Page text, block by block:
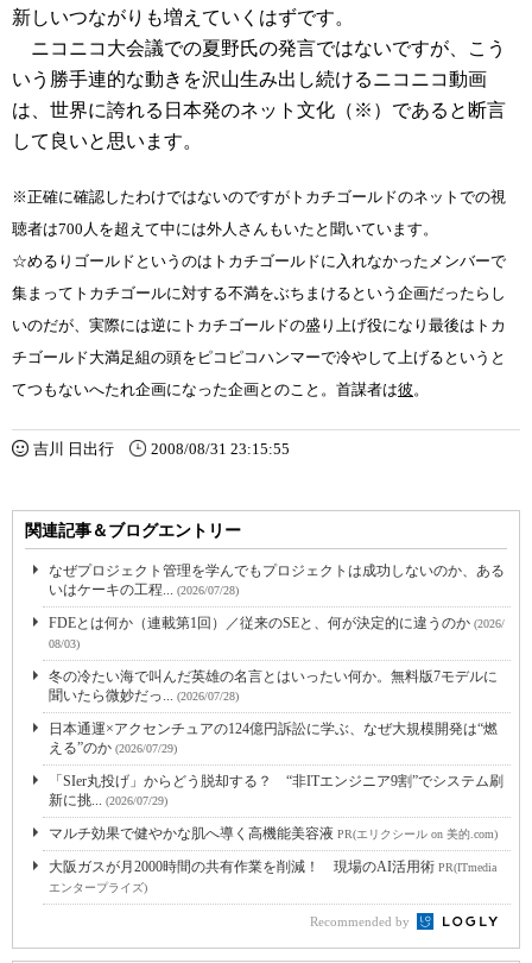
新しいつながりも増えていくはずです。
ニコニコ大会議での夏野氏の発言ではないですが、こう
いう勝手連的な動きを沢山生み出し続けるニコニコ動画
は、世界に誇れる日本発のネット文化（※）であると断言
して良いと思います。
※正確に確認したわけではないのですがトカチゴールドのネットでの視
聴者は700人を超えて中には外人さんもいたと聞いています。
☆めるりゴールドというのは トカチゴールドに入れなかったメンバーで
集まって トカチゴールに対する不満をぶちまけるという企画だったらし
いのだが、実際には逆にトカチゴールドの盛り上げ役になり最後はトカ
チゴールド大満足組の頭をピコピコハンマーで冷やして上げるというと
てつもないへたれ企画になった企画とのこと。首謀者は彼。
吉川 日出行 2008/08/31 23:15:55
関連記事＆ブログエントリー
なぜプロジェクト管理を学んでもプロジェクトは成功しないのか、ある
いはケーキの工程... (2026/07/28)
FDEとは何か（連載第1回）／従来のSEと、何が決定的に違うのか (2026/
08/03)
冬の冷たい海で叫んだ英雄の名言とはいったい何か。無料版7モデルに
聞いたら微妙だっ... (2026/07/28)
日本通運×アクセンチュアの124億円訴訟に学ぶ、なぜ大規模開発は“燃
える”のか (2026/07/29)
「SIer丸投げ」からどう脱却する？ “非ITエンジニア9割”でシステム刷
新に挑... (2026/07/29)
マルチ効果で健やかな肌へ導く高機能美容液 PR(エリクシール on 美的.com)
大阪ガスが月2000時間の共有作業を削減！ 現場のAI活用術 PR(ITmedia
エンタープライズ)
Recommended by